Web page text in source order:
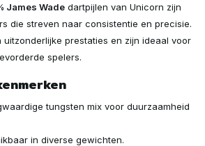
James Wade dartpijlen van Unicorn zijn
die streven naar consistentie en precisie.
uitzonderlijke prestaties en zijn ideaal voor
spelers.
tungsten mix voor duurzaamheid
in diverse gewichten.